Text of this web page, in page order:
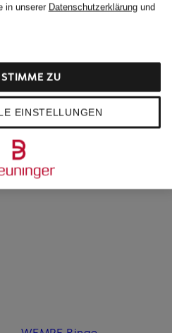
TWIST
€
WEMPE
Fine Jewelry
Anhänger BASICS
in unserer Datenschutzerklärungund
EINSTELLUNGEN
ZU